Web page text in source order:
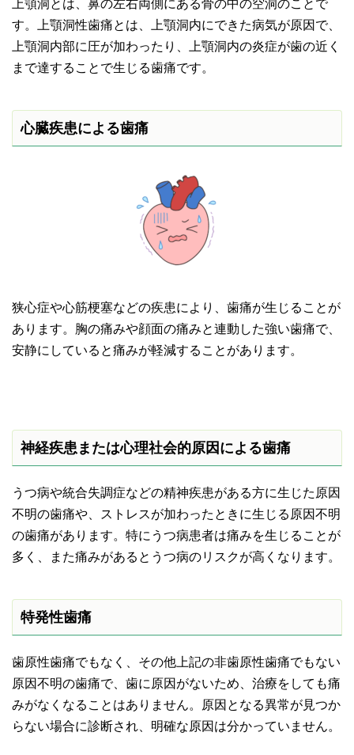
上顎洞とは、鼻の左右両側にある骨の中の空洞のことで
す。上顎洞性歯痛とは、上顎洞内にできた病気が原因で、
上顎洞内部に圧が加わったり、上顎洞内の炎症が歯の近く
まで達することで生じる歯痛です。
心臓疾患による歯痛
狭心症や心筋梗塞などの疾患により、歯痛が生じることが
あります。胸の痛みや顔面の痛みと連動した強い歯痛で、
安静にしていると痛みが軽減することがあります。
神経疾患または心理社会的原因による歯痛
うつ病や統合失調症などの精神疾患がある方に生じた原因
不明の歯痛や、ストレスが加わったときに生じる原因不明
の歯痛があります。特にうつ病患者は痛みを生じることが
多く、また痛みがあるとうつ病のリスクが高くなります。
特発性歯痛
歯原性歯痛でもなく、その他上記の非歯原性歯痛でもない
原因不明の歯痛で、歯に原因がないため、治療をしても痛
みがなくなることはありません。原因となる異常が見つか
らない場合に診断され、明確な原因は分かっていません。